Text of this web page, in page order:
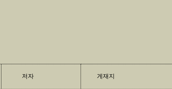
저자 게재지